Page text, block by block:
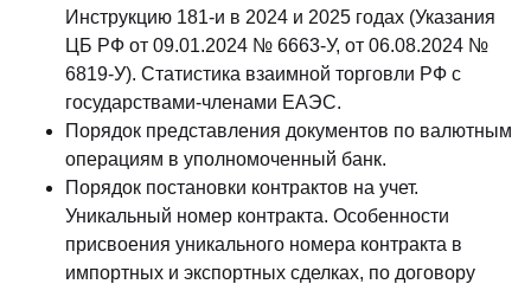
Инструкцию 181-и в 2024 и 2025 годах (Указания
ЦБ РФ от 09.01.2024 № 6663-У, от 06.08.2024 №
6819-У). Статистика взаимной торговли РФ с
государствами-членами ЕАЭС.
Порядок представления документов по валютным
операциям в уполномоченный банк.
Порядок постановки контрактов на учет.
Уникальный номер контракта. Особенности
присвоения уникального номера контракта в
импортных и экспортных сделках, по договору